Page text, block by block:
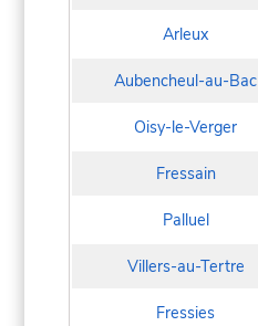
Arleux
Aubencheul-au-Bac
Oisy-le-Verger
Fressain
Palluel
Villers-au-Tertre
Fressies